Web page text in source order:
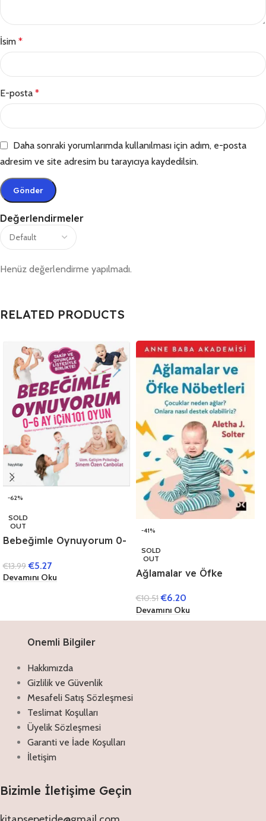
Değerlendirmeler
Henüz değerlendirme yapılmadı.
İsim *
E-posta *
Daha sonraki yorumlarımda kullanılması için adım, e-posta
adresim ve site adresim bu tarayıcıya kaydedilsin.
RELATED PRODUCTS
-62%
SOLD
OUT
Bebeğimle Oynuyorum 0-
€13.99 €5.27
Devamını Oku
-41%
SOLD
OUT
Ağlamalar ve Öfke
€10.51 €6.20
Devamını Oku
Onemli Bilgiler
Hakkımızda
Gizlilik ve Güvenlik
Mesafeli Satış Sözleşmesi
Teslimat Koşulları
Üyelik Sözleşmesi
Garanti ve İade Koşulları
İletişim
Bizimle İletişime Geçin